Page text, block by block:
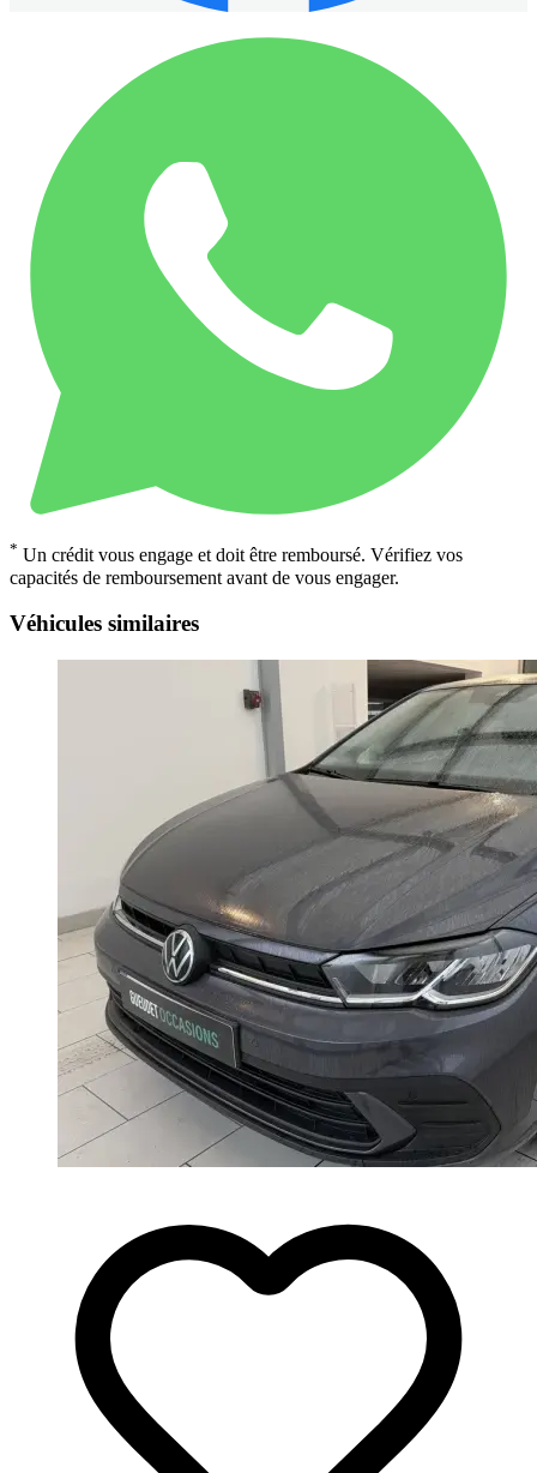
* Un crédit vous engage et doit être remboursé. Vérifiez vos
capacités de remboursement avant de vous engager.
Véhicules similaires